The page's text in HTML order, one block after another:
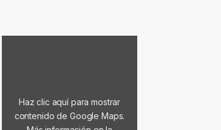
Haz clic aquí para mostrar
contenido de Google Maps.